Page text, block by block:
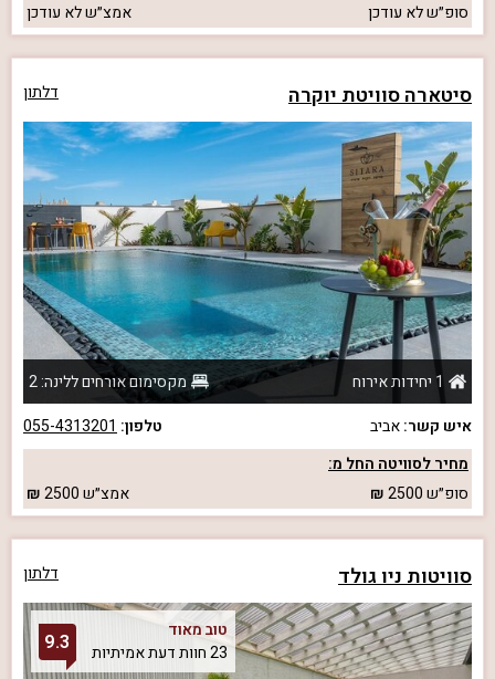
סופ״שלא עודכן אמצ״שלא עודכן
סיטארה סוויטת יוקרה דלתון
1 יחידות אירוח
מקסימום אורחים ללינה: 2
איש קשר:אביב טלפון: 055-4313201
מחיר לסוויטה החל מ:
סופ״ש2500 אמצ״ש2500
סוויטות ניו גולד דלתון
טוב מאוד
23 חוות דעת אמיתיות
9.3